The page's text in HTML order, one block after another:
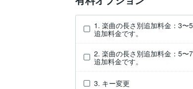
1. 楽曲の長さ別追加料金：3
追加料金です。
2. 楽曲の長さ別追加料金：5
追加料金です。
3. キー変更